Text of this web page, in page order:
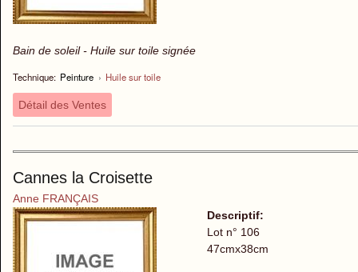
Bain de soleil - Huile sur toile signée
Technique: Peinture › Huile sur toile
Détail des Ventes
Cannes la Croisette
Anne FRANÇAIS
Descriptif:
Lot n° 106
47cmx38cm